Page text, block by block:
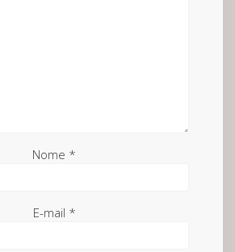
Nome *
E-mail *